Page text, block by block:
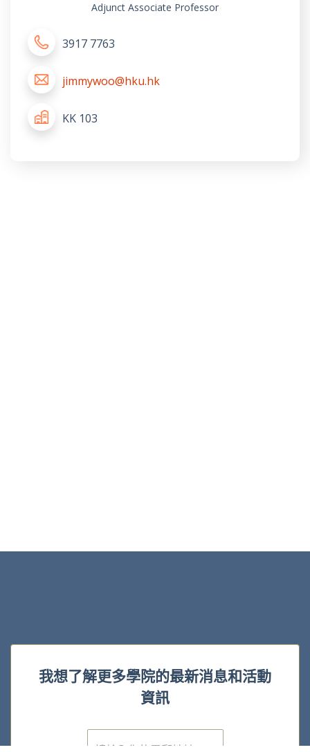
Adjunct Associate Professor
3917 7763
jimmywoo@hku.hk
KK 103
我想了解更多學院的最新消息和活動
資訊
電